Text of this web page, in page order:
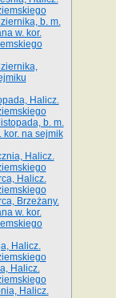
b. m.
w. kor.
Halicz.
b. m.
kor. na sejmik
Halicz.
Halicz.
Brzeżany.
w. kor.
Halicz.
Halicz.
Halicz.